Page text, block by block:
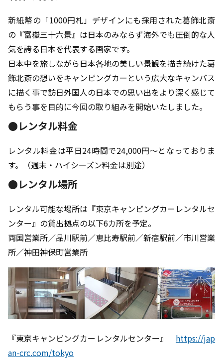
新紙幣の「1000円札」デザインにも採用された葛飾北斎
の『富嶽三十六景』は日本のみならず海外でも圧倒的な人
気を誇る日本を代表する画家です。
日本中を旅しながら日本各地の美しい景観を描き続けた葛
飾北斎の想いをキャンピングカーという広大なキャンバス
に描く事で訪日外国人の日本での思い出をより深く感じて
もらう事を目的に今回の取り組みを開始いたしました。
●レンタル料金
レンタル料金は平日24時間で24,000円～となっておりま
す。（週末・ハイシーズン料金は別途）
●レンタル場所
レンタル可能な場所は『東京キャンピングカーレンタルセ
ンター』の貸出拠点の以下6カ所を予定。
両国営業所／品川駅前／恵比寿駅前／新宿駅前／市川営業
所／神田神保町営業所
『東京キャンピングカーレンタルセンター』 https://jap
an-crc.com/tokyo